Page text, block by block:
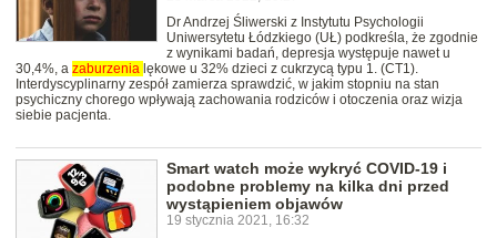
Dr Andrzej Śliwerski z Instytutu Psychologii
Uniwersytetu Łódzkiego (UŁ) podkreśla, że zgodnie
z wynikami badań, depresja występuje nawet u
30,4%, a zaburzenia lękowe u 32% dzieci z cukrzycą typu 1. (CT1).
Interdyscyplinarny zespół zamierza sprawdzić, w jakim stopniu na stan
psychiczny chorego wpływają zachowania rodziców i otoczenia oraz wizja
siebie pacjenta.
Smart watch może wykryć COVID-19 i
podobne problemy na kilka dni przed
wystąpieniem objawów
19 stycznia 2021, 16:32